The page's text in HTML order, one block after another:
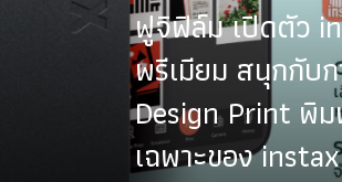
ฟูจิฟิล์ม เปิดตัว
พรีเมียม สนุกกับ
Design Print พิ
เฉพาะของ